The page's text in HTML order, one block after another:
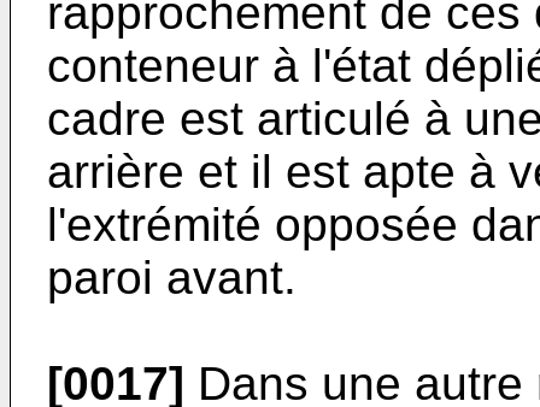
rapprochement de
conteneur à l'état
cadre est articulé à
arrière et il est apte à
l'extrémité opposée
paroi avant.
[0017] Dans une